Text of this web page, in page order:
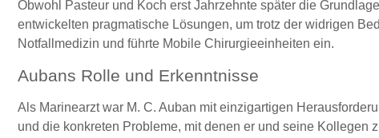
Obwohl Pasteur und Koch erst Jahrzehnte später die
entwickelten pragmatische Lösungen, um trotz der widrigen
Notfallmedizin und führte Mobile Chirurgieeinheiten ein.
Aubans Rolle und Erkenntnisse
Als Marinearzt war M. C. Auban mit einzigartigen
und die konkreten Probleme, mit denen er und seine Kollegen